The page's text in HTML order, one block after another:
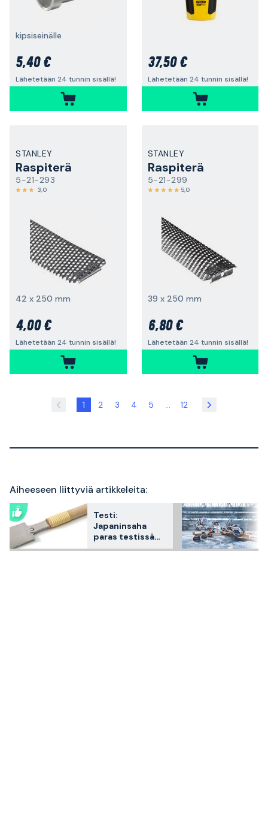
kipsiseinälle
5,40 €
Lähetetään 24 tunnin sisällä!
37,50 €
Lähetetään 24 tunnin sisällä!
STANLEY
Raspiterä
5-21-293
3,0
42 x 250 mm
4,00 €
Lähetetään 24 tunnin sisällä!
STANLEY
Raspiterä
5-21-299
5,0
39 x 250 mm
6,80 €
Lähetetään 24 tunnin sisällä!
1 2 3 4 5 ... 12
Aiheeseen liittyviä artikkeleita:
Testi:
Japaninsaha
paras testissä
2026 – 3